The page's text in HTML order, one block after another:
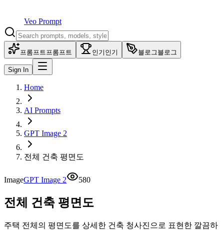
Veo Prompt
프롬프트프롬프트 인기 인기 블로그블로그
Sign In
Home
AI Prompts
GPT Image 2
전체 건축 평면도
ImageGPT Image 2 580
전체 건축 평면도
주택 전체의 평면도를 상세한 건축 청사진으로 표현한 깔끔하